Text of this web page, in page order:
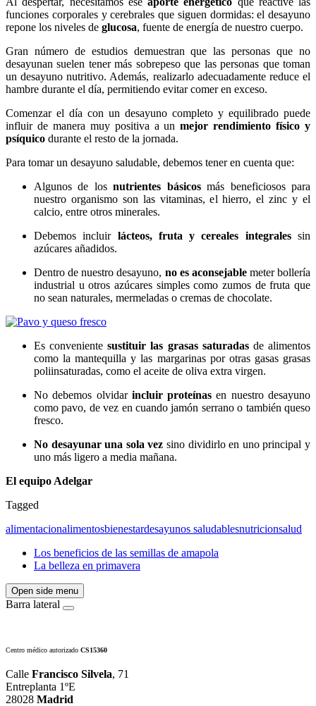
funciones corporales y cerebrales que siguen dormidas: el desayuno
repone los niveles de glucosa, fuente de energía de nuestro cuerpo.
Gran número de estudios demuestran que las personas que no
desayunan suelen tener más sobrepeso que las personas que toman
un desayuno nutritivo. Además, realizarlo adecuadamente reduce el
hambre durante el día, permitiendo evitar comer en exceso.
Comenzar el día con un desayuno completo y equilibrado puede
influir de manera muy positiva a unmejor rendimiento físico y
psíquico durante el resto de la jornada.
Para tomar un desayuno saludable, debemos tener en cuenta que:
Algunos de losnutrientes básicosmás beneficiosos para
nuestro organismo son las vitaminas, el hierro, el zinc y el
calcio, entre otros minerales.
Debemos incluir lácteos, fruta y cereales integralessin
azúcares añadidos.
Dentro de nuestro desayuno, no es aconsejablemeter bollería
industrial u otros azúcares simples como zumos de fruta que
no sean naturales, mermeladas o cremas de chocolate.
Es convenientesustituir las grasas saturadasde alimentos
como la mantequilla y las margarinas por otras gasas grasas
poliinsaturadas, como el aceite de oliva extra virgen.
No debemos olvidar incluir proteínas en nuestro desayuno
como pavo, de vez en cuando jamón serrano o también queso
fresco.
No desayunar una sola vez sino dividirlo en uno principal y
uno más ligero a media mañana.
El equipo Adelgar
Tagged
alimentacionalimentosbienestardesayunos saludablesnutricionsalud
Los beneficios de las semillas de amapola
La belleza en primavera
Open side menu
Barra lateral
Centro médico autorizado CS15360
Calle Francisco Silvela, 71
Entreplanta 1ºE
28028 Madrid